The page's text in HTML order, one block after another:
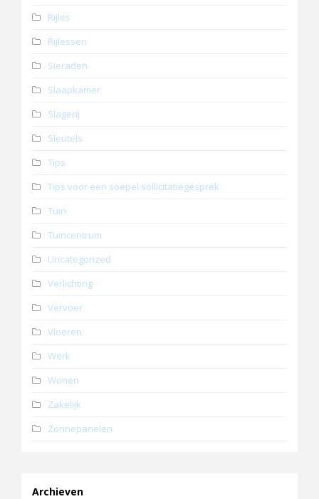
Rijles
Rijlessen
Sieraden
Slaapkamer
Slagerij
Sleutels
Tips
Tips voor een soepel sollicitatiegesprek
Tuin
Tuincentrum
Uncategorized
Verlichting
Vervoer
Vloeren
Werk
Wonen
Zakelijk
Zonnepanelen
Archieven